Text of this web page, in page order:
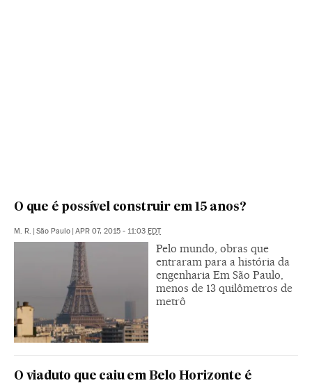
O que é possível construir em 15 anos?
M. R. | São Paulo | APR 07, 2015 - 11:03 EDT
Pelo mundo, obras que
entraram para a história da
engenharia Em São Paulo,
menos de 13 quilômetros de
metrô
O viaduto que caiu em Belo Horizonte é